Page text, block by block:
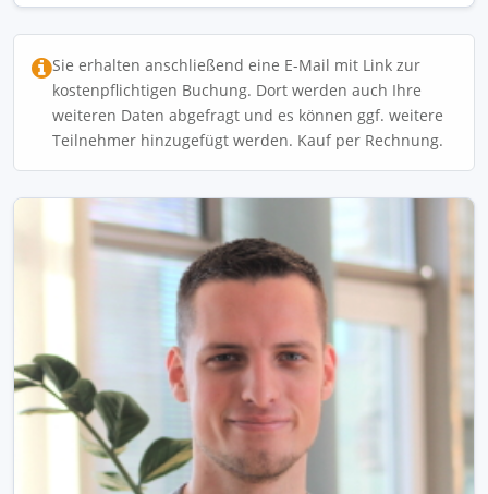
Sie erhalten anschließend eine E-Mail mit Link zur
kostenpflichtigen Buchung. Dort werden auch Ihre
weiteren Daten abgefragt und es können ggf. weitere
Teilnehmer hinzugefügt werden. Kauf per Rechnung.